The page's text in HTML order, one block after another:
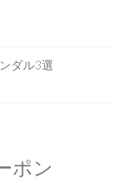
ダル3選
ポン